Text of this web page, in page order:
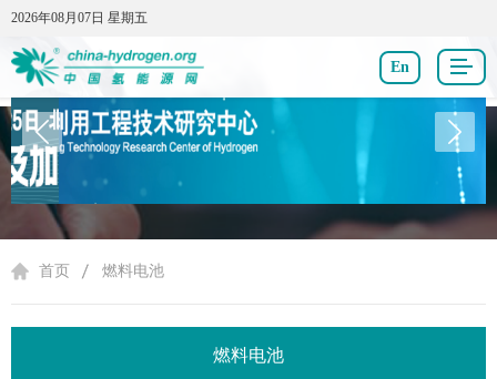
2026年08月07日 星期五
2026年08月07日 星期五
En
首页 燃料电池
燃料电池